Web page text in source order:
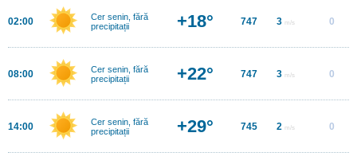
02:00
Cer senin, fără
precipitații
+18° 747 3 m/s 0
08:00
Cer senin, fără
precipitații
+22° 747 3 m/s 0
14:00
Cer senin, fără
precipitații
+29° 745 2 m/s 0